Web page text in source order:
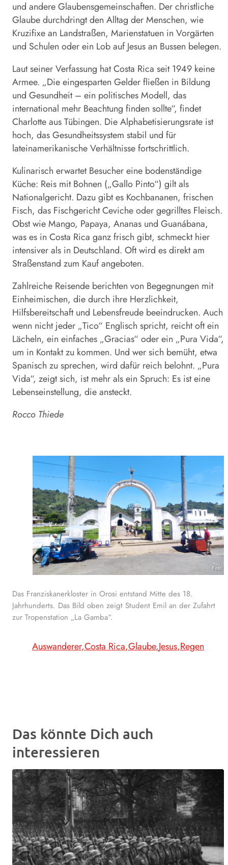
und andere Glaubensgemeinschaften. Der christliche
Glaube durchdringt den Alltag der Menschen, wie
Kruzifixe an Landstraßen, Marienstatuen in Vorgärten
und Schulen oder ein Lob auf Jesus an Bussen belegen.
Laut seiner Verfassung hat Costa Rica seit 1949 keine
Armee. „Die eingesparten Gelder fließen in Bildung
und Gesundheit – ein politisches Modell, das
international mehr Beachtung finden sollte“, findet
Charlotte aus Tübingen. Die Alphabetisierungsrate ist
hoch, das Gesundheitssystem stabil und für
lateinamerikanische Verhältnisse fortschrittlich.
Kulinarisch erwartet Besucher eine bodenständige
Küche: Reis mit Bohnen („Gallo Pinto“) gilt als
Nationalgericht. Dazu gibt es Kochbananen, frischen
Fisch, das Fischgericht Ceviche oder gegrilltes Fleisch.
Obst wie Mango, Papaya, Ananas und Guanábana,
was es in Costa Rica ganz frisch gibt, schmeckt hier
intensiver als in Deutschland. Oft wird es direkt am
Straßenstand zum Kauf angeboten.
Zahlreiche Reisende berichten von Begegnungen mit
Einheimischen, die durch ihre Herzlichkeit,
Hilfsbereitschaft und Lebensfreude beeindrucken. Auch
wenn nicht jeder „Tico“ Englisch spricht, reicht oft ein
Lächeln, ein einfaches „Gracias“ oder ein „Pura Vida“,
um in Kontakt zu kommen. Und wer sich bemüht, etwa
Spanisch zu sprechen, wird dafür reich belohnt. „Pura
Vida“, zeigt sich, ist mehr als ein Spruch: Es ist eine
Lebenseinstellung, die ansteckt.
Rocco Thiede
Foto:
Das Franziskanerkloster in Orosi entstand Mitte des 18.
Jahrhunderts. Das Bild oben zeigt Student Emil an der Zufahrt
zur Tropenstation „La Gamba“.
Auswanderer Costa Rica Glaube Jesus Regen
Das könnte Dich auch
interessieren